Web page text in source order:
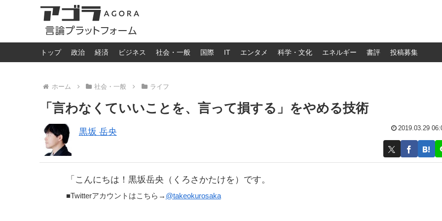
トップ 政治 経済 ビジネス 社会・一般 国際 IT エンタメ 科学・文化 エネルギー 書評 投稿募集
ホーム 社会・一般 ライフ
「言わなくていいことを、言って損する」をやめる技術
黒坂 岳央 2019.03.29
「こんにちは！黒坂岳央（くろさかたけを）です。
■Twitterアカウントはこちら→ @takeokurosaka